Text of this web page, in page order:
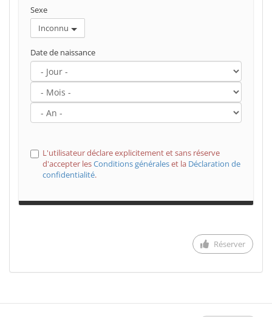
Sexe
Inconnu
Date de naissance
L'utilisateur déclare explicitement et sans réserve
d'accepter lesConditions généraleset la Déclaration de
confidentialité.
Réserver